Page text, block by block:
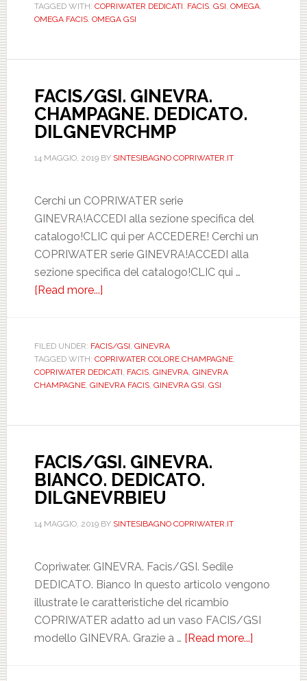
DEDICATO.
TAGGED WITH: COPRIWATER DEDICATI, FACIS, GSI, OMEGA,
OMEGA FACIS, OMEGA GSI
FACIS/GSI. GINEVRA.
CHAMPAGNE. DEDICATO.
DILGNEVRCHMP
14 MAGGIO, 2019BY SINTESIBAGNO COPRIWATER.IT
Cerchi un COPRIWATER serie
GINEVRA!ACCEDI alla sezione specifica del
catalogo!CLIC qui per ACCEDERE! Cerchi un
COPRIWATER serie GINEVRA!ACCEDI alla
sezione specifica del catalogo!CLIC qui …
[Read more...]
CHAMPAGNE.
DEDICATO.
DILGNEVRCHMP
FILED UNDER: FACIS/GSI, GINEVRA
TAGGED WITH: COPRIWATER COLORE CHAMPAGNE,
COPRIWATER DEDICATI, FACIS, GINEVRA, GINEVRA
CHAMPAGNE, GINEVRA FACIS, GINEVRA GSI, GSI
FACIS/GSI. GINEVRA.
BIANCO. DEDICATO.
DILGNEVRBIEU
14 MAGGIO, 2019BY SINTESIBAGNO COPRIWATER.IT
Copriwater. GINEVRA. Facis/GSI. Sedile
DEDICATO. Bianco In questo articolo vengono
illustrate le caratteristiche del ricambio
COPRIWATER adatto ad un vaso FACIS/GSI
modello GINEVRA. Grazie a … [Read more...]
FACIS/
GINEVRA.